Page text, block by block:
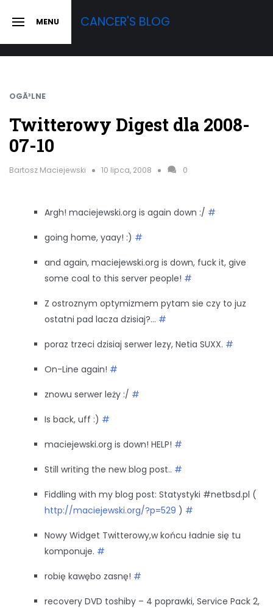
SLIDE MENU CANCER'S BLOG
OGÃ³LNE
Twitterowy Digest dla 2008-
07-10
Bartosz Maciejewski 10 lipca, 2008 0
Argh! maciejewski.org is again down :/ #
going home, yaay! :) #
and again, maciejewski.org is down, fuck it, give
some coal to this server people! #
Z ostroznym optymizmem pytam sie czy to juz
ostatni pad lacza dzisiaj?… #
poraz trzeci dzisiaj serwer lezy, Netia SUXX. #
On-Line again! #
znowu serwer leży :/ #
Is back, uff :) #
maciejewski.org is down! HELP! #
Still writing the new blog post.. #
Fiddling with my blog post: Statystyki #netbsd.pl (
http://maciejewski.org/?p=529 ) #
Nowy Widget Twitterowy,w końcu ładnie się tu
komponuje. #
robię kawębo zasnę! #
recovery DVD toshiby – 4 poprawki, Service Pack 2,